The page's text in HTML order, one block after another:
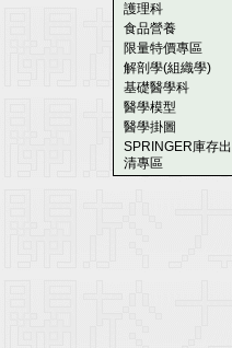
護理科
食品營養
限量特價專區
解剖學(組織學)
基礎醫學科
醫學模型
醫學掛圖
SPRINGER庫存出
清專區